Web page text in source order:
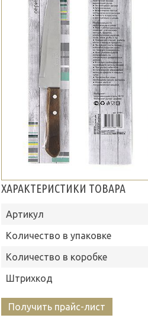
ХАРАКТЕРИСТИКИ ТОВАРА
Артикул
Количество в упаковке
Количество в коробке
Штрихкод
Получить прайс-лист